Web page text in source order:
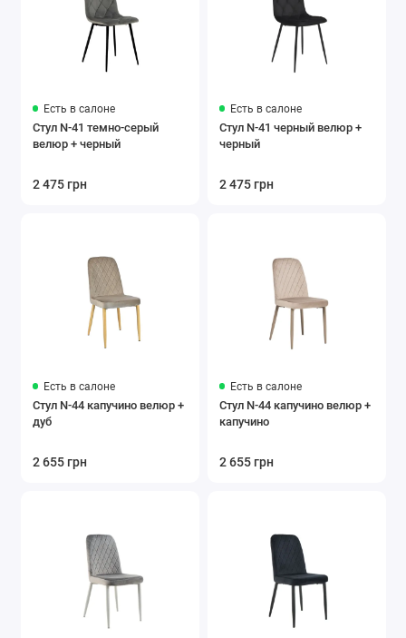
Есть в салоне
Стул N-41 темно-серый
велюр + черный
2 475 грн
Есть в салоне
Стул N-41 черный велюр +
черный
2 475 грн
Есть в салоне
Стул N-44 капучино велюр +
дуб
2 655 грн
Есть в салоне
Стул N-44 капучино велюр +
капучино
2 655 грн